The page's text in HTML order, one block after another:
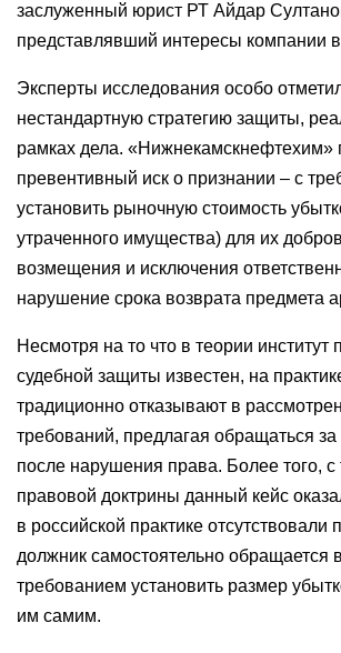
заслуженный юрист РТ Айдар
представлявший интересы компании
Эксперты исследования особо
нестандартную стратегию защиты,
рамках дела. «Нижнекамскнефтехим»
превентивный иск о признании – с
установить рыночную стоимость
утраченного имущества) для их
возмещения и исключения
нарушение срока возврата предмета
Несмотря на то что в теории институт
судебной защиты известен, на
традиционно отказывают в
требований, предлагая обращаться
после нарушения права. Более того, с
правовой доктрины данный кейс
в российской практике отсутствовали
должник самостоятельно обращается
требованием установить размер
им самим.